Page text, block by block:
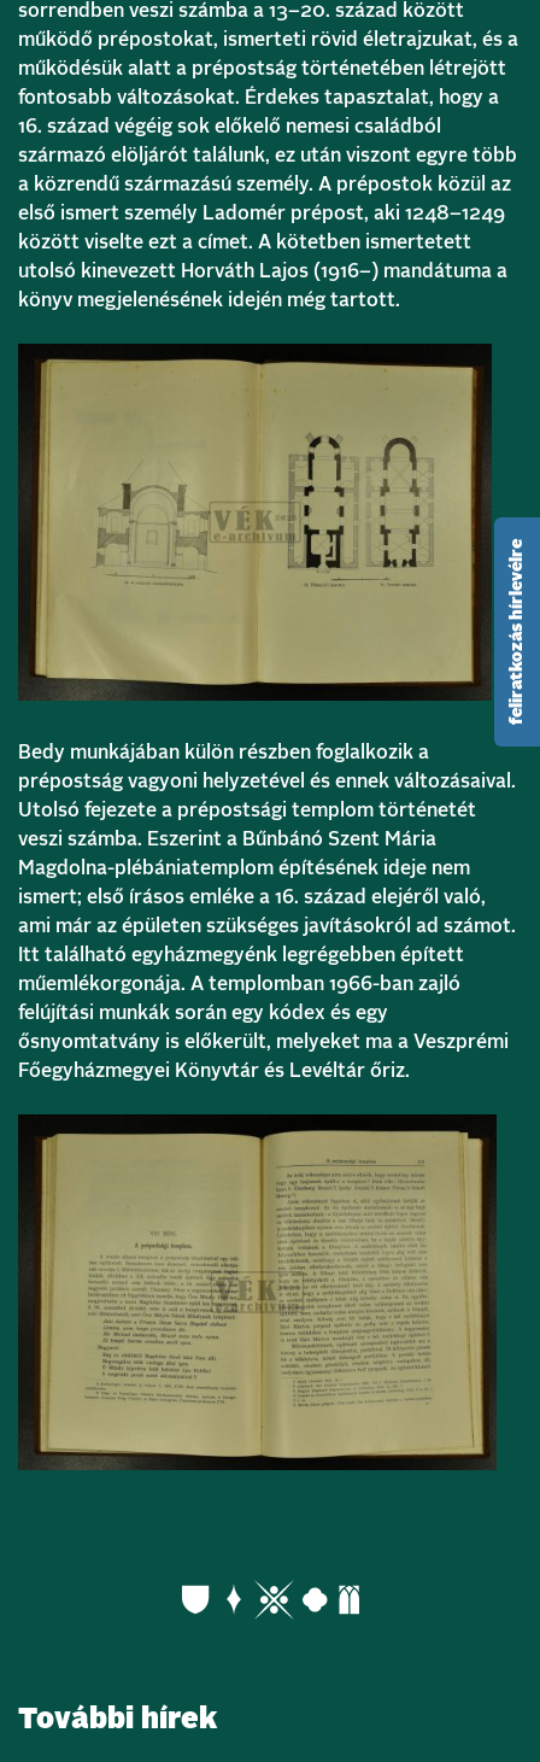
sorrendben veszi számba a 13–20. század között
működő prépostokat, ismerteti rövid életrajzukat, és a
működésük alatt a prépostság történetében létrejött
fontosabb változásokat. Érdekes tapasztalat, hogy a
16. század végéig sok előkelő nemesi családból
származó elöljárót találunk, ez után viszont egyre több
a közrendű származású személy. A prépostok közül az
első ismert személy Ladomér prépost, aki 1248–1249
között viselte ezt a címet. A kötetben ismertetett
utolsó kinevezett Horváth Lajos (1916–) mandátuma a
könyv megjelenésének idején még tartott.
Bedy munkájában külön részben foglalkozik a
prépostság vagyoni helyzetével és ennek változásaival.
Utolsó fejezete a prépostsági templom történetét
veszi számba. Eszerint a Bűnbánó Szent Mária
Magdolna-plébániatemplom építésének ideje nem
ismert; első írásos emléke a 16. század elejéről való,
ami már az épületen szükséges javításokról ad számot.
Itt található egyházmegyénk legrégebben épített
műemlékorgonája. A templomban 1966-ban zajló
felújítási munkák során egy kódex és egy
ősnyomtatvány is előkerült, melyeket ma a Veszprémi
Főegyházmegyei Könyvtár és Levéltár őriz.
További hírek
feliratkozás hírlevélre